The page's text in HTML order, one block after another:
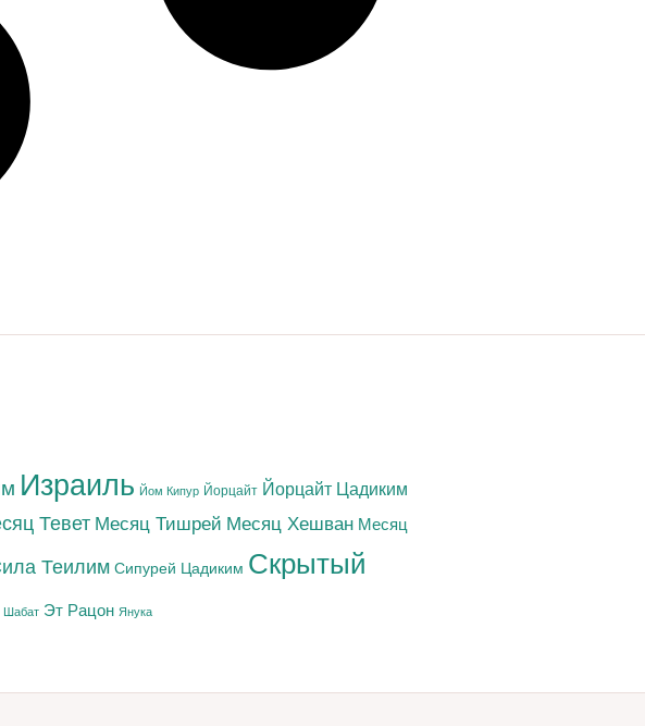
Израиль Йом Кипур Йорцайт Йорцайт Цадиким
Тевет Месяц Тишрей Месяц Хешван Месяц
Теилим Сипурей Цадиким Скрытый
Шабат Эт Рацон Янука